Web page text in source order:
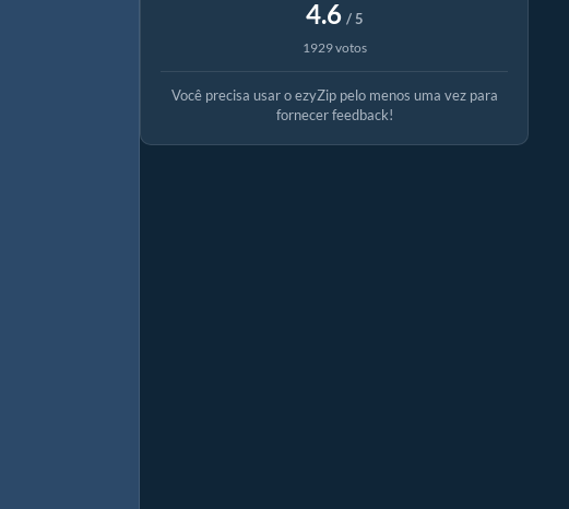
4.6 / 5
1929 votos
Você precisa usar o ezyZip pelo menos uma vez para
fornecer feedback!